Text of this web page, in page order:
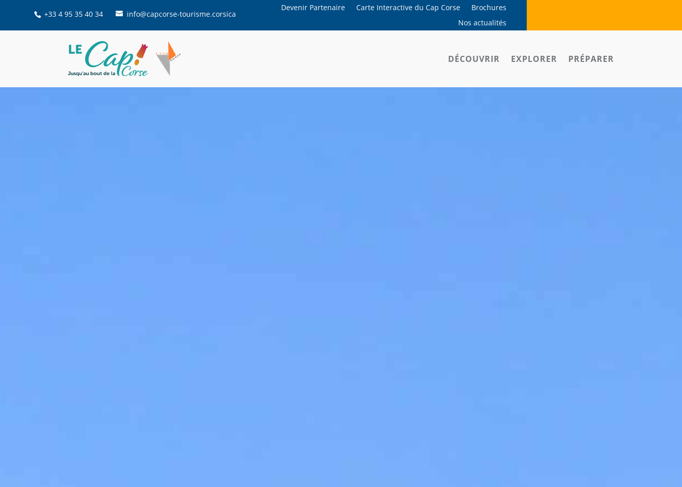
+33 4 95 35 40 34 info@capcorse-tourisme.corsica
Devenir Partenaire Carte Interactive du Cap Corse
Brochures
Nos actualités
DÉCOUVRIR EXPLORER PRÉPARER